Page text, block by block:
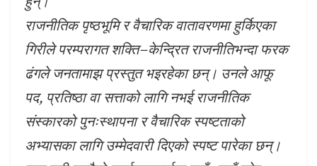
राजनीतिक पृष्ठभूमि र वैचारिक वातावरणमा हुर्किएका
गिरीले परम्परागत शक्ति–केन्द्रित राजनीतिभन्दा फरक
ढंगले जनतामाझ प्रस्तुत भइरहेका छन्। उनले आफू
पद, प्रतिष्ठा वा सत्ताको लागि नभई राजनीतिक
संस्कारको पुनःस्थापना र वैचारिक स्पष्टताको
अभ्यासका लागि उम्मेदवारी दिएको स्पष्ट पारेका छन्।